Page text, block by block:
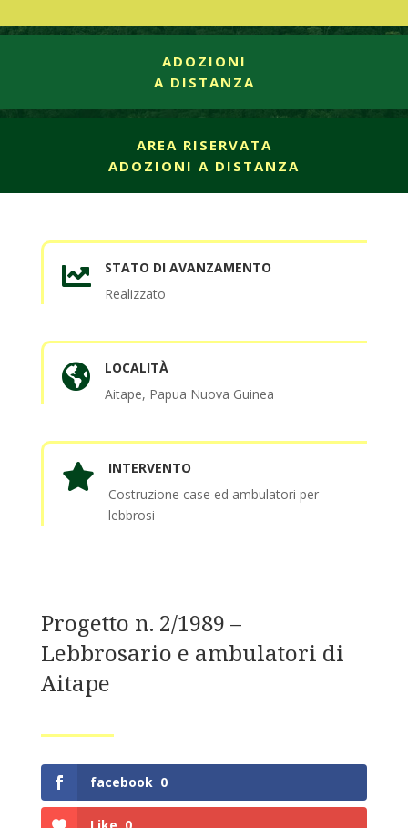
ADOZIONI
A DISTANZA
AREA RISERVATA
ADOZIONI A DISTANZA

STATO DI AVANZAMENTO
Realizzato

LOCALITÀ
Aitape, Papua Nuova Guinea

INTERVENTO
Costruzione case ed ambulatori per
lebbrosi
Progetto n. 2/1989 –
Lebbrosario e ambulatori di
Aitape
facebook 0